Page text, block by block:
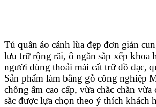
Tủ quần áo cánh lùa đẹp đơn giản
lưu trữ rộng rãi, ô ngăn sắp xếp khoa
người dùng thoải mái cất trữ đồ đạc,
Sản phẩm làm bằng gỗ công nghiệp
chống ẩm cao cấp, vừa chắc chắn
sắc được lựa chọn theo ý thích khách